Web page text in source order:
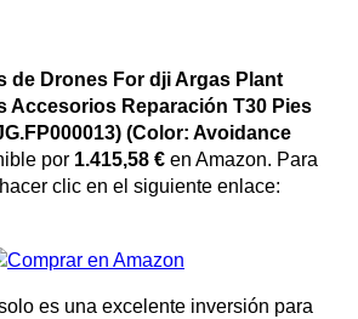
de Drones For dji Argas Plant
Accesorios Reparación T30 Pies
(Color: Avoidance
por 1.415,58 € en Amazon. Para
clic en el siguiente enlace:
es una excelente inversión para